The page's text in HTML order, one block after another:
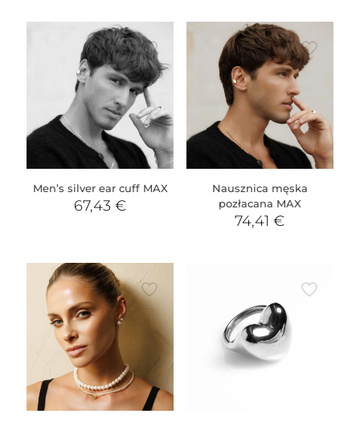
Men’s silver ear cuff MAX
67,43€
Nausznica męska
pozłacana MAX
74,41€